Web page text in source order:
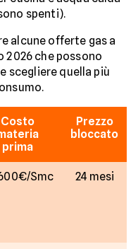
spenti).
alcune offerte gas a
2026 che possono
scegliere quella più
Costo
prima
Prezzo
bloccato
Smc 24 mesi